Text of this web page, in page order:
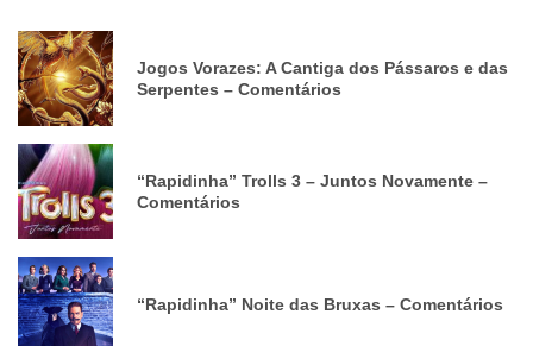
Jogos Vorazes: A Cantiga dos Pássaros e das
Serpentes – Comentários
“Rapidinha” Trolls 3 – Juntos Novamente –
Comentários
“Rapidinha” Noite das Bruxas – Comentários